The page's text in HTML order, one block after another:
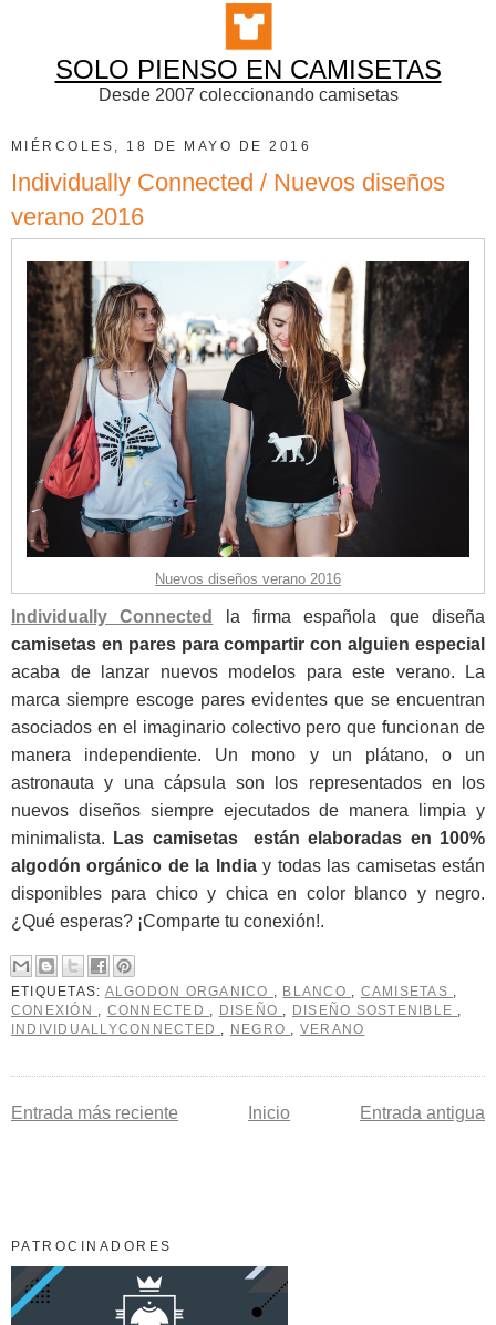
SOLO PIENSO EN CAMISETAS
Desde 2007 coleccionando camisetas
MIÉRCOLES, 18 DE MAYO DE 2016
Individually Connected / Nuevos diseños
verano 2016
Nuevos diseños verano 2016
Individually Connected
la firma española que diseña
camisetas en pares para compartir con alguien especial
acaba de lanzar nuevos modelos para este verano. La
marca siempre escoge pares evidentes que se encuentran
asociados en el imaginario colectivo pero que funcionan de
manera independiente. Un mono y un plátano, o un
astronauta y una cápsula son los representados en los
nuevos diseños siempre ejecutados de manera limpia y
minimalista.
Las camisetas están elaboradas en 100%
algodón orgánico de la Indiay todas las camisetas están
disponibles para chico y chica en color blanco y negro.
¿Qué esperas? ¡Comparte tu conexión!.
ETIQUETAS: ALGODON ORGANICO , BLANCO , CAMISETAS ,
CONEXIÓN , CONNECTED , DISEÑO , DISEÑO SOSTENIBLE ,
INDIVIDUALLYCONNECTED , NEGRO , VERANO
Entrada más reciente Entrada antigua
Inicio
PATROCINADORES